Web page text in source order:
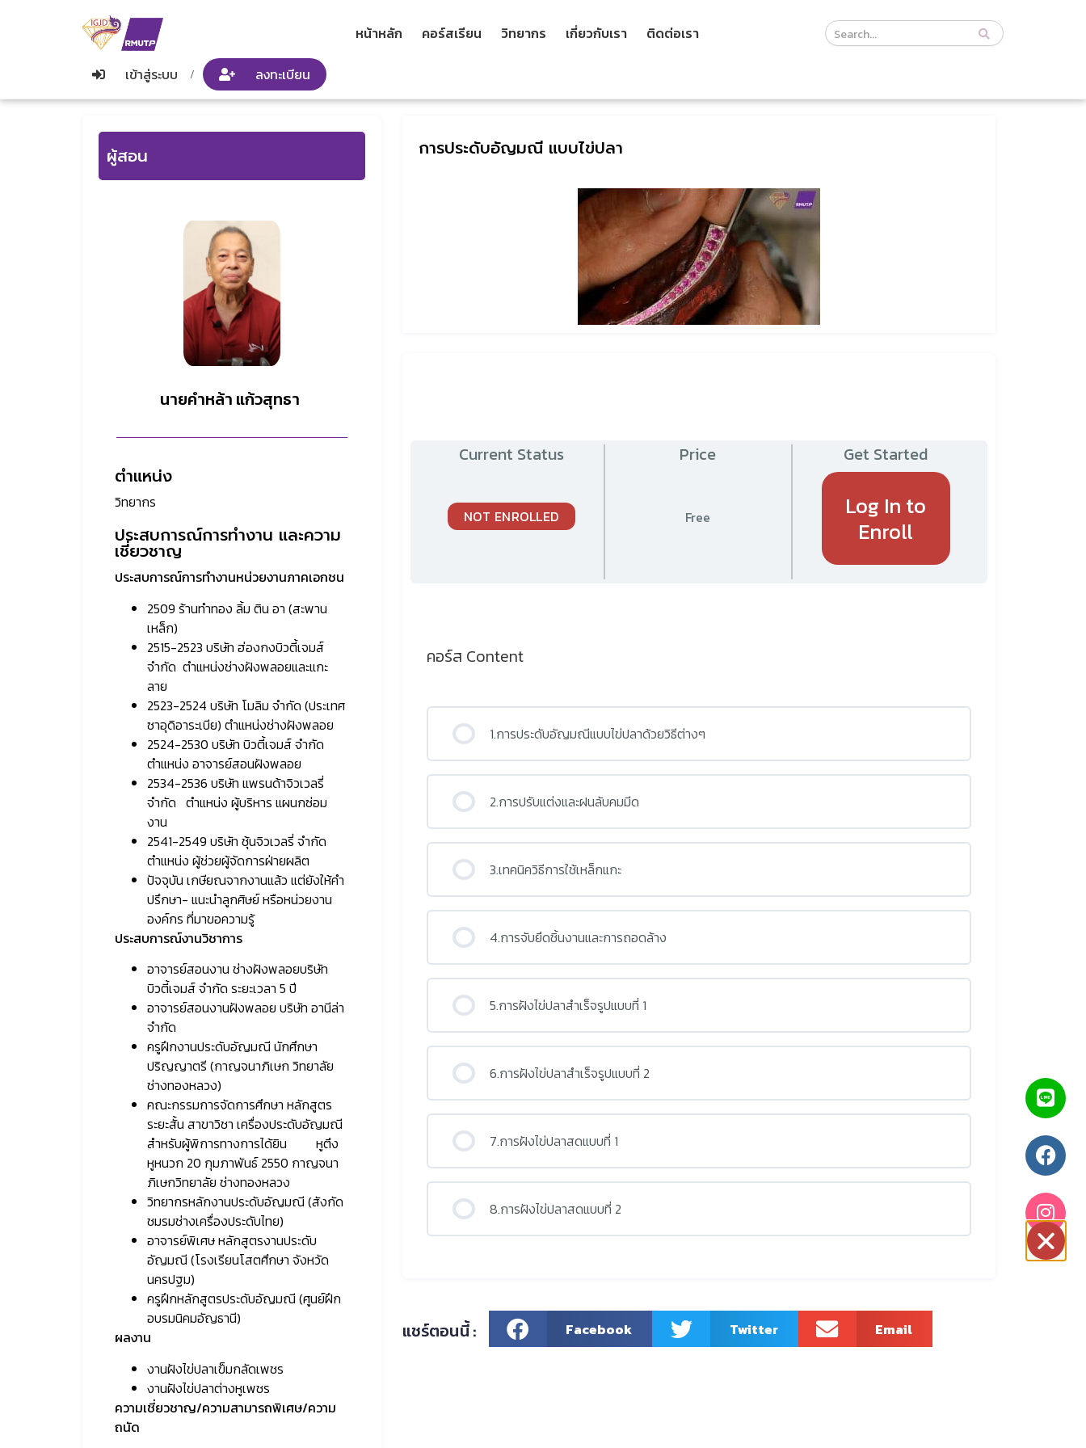
หน้าหลัก คอร์สเรียน วิทยากร เกี่ยวกับเรา ติดต่อเรา
Course
Search
เข้าสู่ระบบ / ลงทะเบียน
ผู้สอน
นายคำหล้า แก้วสุทธา
ตำแหน่ง
วิทยากร
ประสบการณ์การทำงาน และความ
เชี่ยวชาญ
ประสบการณ์การทำงานหน่วยงานภาคเอกชน
2509 ร้านทำทอง ลิ้ม ติน อา (สะพาน
เหล็ก)
2515-2523 บริษัท ฮ่องกงบิวตี้เจมส์
จำกัด ตำแหน่งช่างฝังพลอยและแกะ
ลาย
2523-2524 บริษัท โมลิม จำกัด (ประเทศ
ซาอุดิอาระเบีย) ตำแหน่งช่างฝังพลอย
2524-2530 บริษัท บิวตี้เจมส์ จำกัด
ตำแหน่ง อาจารย์สอนฝังพลอย
2534-2536 บริษัท แพรนด้าจิวเวลรี่
จำกัด ตำแหน่ง ผู้บริหาร แผนกซ่อม
งาน
2541-2549 บริษัท ชุ้นจิวเวลรี่ จำกัด
ตำแหน่ง ผู้ช่วยผู้จัดการฝ่ายผลิต
ปัจจุบัน เกษียณจากงานแล้ว แต่ยังให้คำ
ปรึกษา- แนะนำลูกศิษย์ หรือหน่วยงาน
องค์กร ที่มาขอความรู้
ประสบการณ์งานวิชาการ
อาจารย์สอนงาน ช่างฝังพลอยบริษัท
บิวตี้เจมส์ จำกัด ระยะเวลา 5 ปี
อาจารย์สอนงานฝังพลอย บริษัท อานีล่า
จำกัด
ครูฝึกงานประดับอัญมณี นักศึกษา
ปริญญาตรี (กาญจนาภิเษก วิทยาลัย
ช่างทองหลวง)
คณะกรรมการจัดการศึกษา หลักสูตร
ระยะสั้น สาขาวิชา เครื่องประดับอัญมณี
สำหรับผู้พิการทางการได้ยิน หูตึง
หูหนวก 20 กุมภาพันธ์ 2550 กาญจนา
ภิเษกวิทยาลัย ช่างทองหลวง
วิทยากรหลักงานประดับอัญมณี (สังกัด
ชมรมช่างเครื่องประดับไทย)
อาจารย์พิเศษ หลักสูตรงานประดับ
อัญมณี (โรงเรียนโสตศึกษา จังหวัด
นครปฐม)
ครูฝึกหลักสูตรประดับอัญมณี (ศูนย์ฝึก
อบรมนิคมอัญธานี)
ผลงาน
งานฝังไข่ปลาเข็มกลัดเพชร
งานฝังไข่ปลาต่างหูเพชร
ความเชี่ยวชาญ/ความสามารถพิเศษ/ความ
ถนัด
การประดับอัญมณี แบบไข่ปลา
Current Status
NOT ENROLLED
Price
Free
Get Started
Log In to
Enroll
คอร์ส Content
1.การประดับอัญมณีแบบไข่ปลาด้วยวิธีต่างๆ
2.การปรับแต่งและฝนลับคมมีด
3.เทคนิควิธีการใช้เหล็กแกะ
4.การจับยึดชิ้นงานและการถอดล้าง
5.การฝังไข่ปลาสำเร็จรูปแบบที่ 1
6.การฝังไข่ปลาสำเร็จรูปแบบที่ 2
7.การฝังไข่ปลาสดแบบที่ 1
8.การฝังไข่ปลาสดแบบที่ 2
แชร์ตอนนี้ : Facebook Twitter Email